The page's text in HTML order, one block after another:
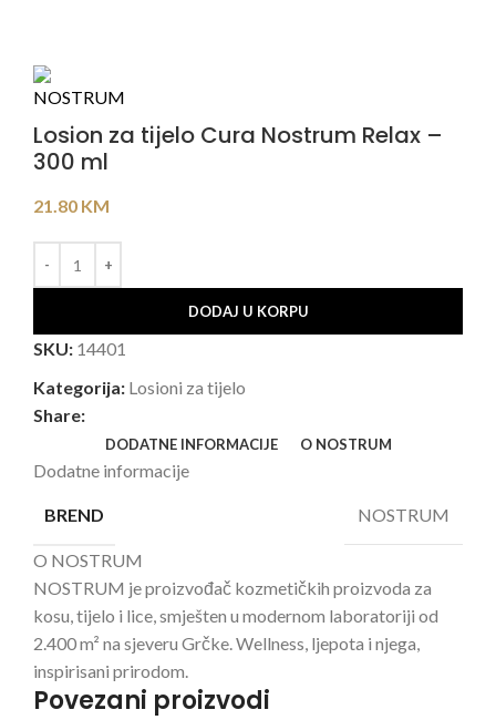
Losion za tijelo Cura Nostrum Relax –
300 ml
21.80 KM
DODAJ U KORPU
SKU: 14401
Kategorija: Losioni za tijelo
Share:
DODATNE INFORMACIJE O NOSTRUM
Dodatne informacije
BREND NOSTRUM
O NOSTRUM
NOSTRUM je proizvođač kozmetičkih proizvoda za
kosu, tijelo i lice, smješten u modernom laboratoriji od
2.400 m² na sjeveru Grčke. Wellness, ljepota i njega,
inspirisani prirodom.
Povezani proizvodi